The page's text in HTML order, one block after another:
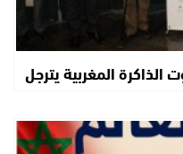
المغربية يترجل